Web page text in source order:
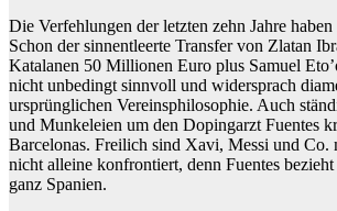
Die Verfehlungen der letzten zehn Jahre
Schon der sinnentleerte Transfer von Zlatan
Katalanen 50 Millionen Euro plus Samuel
nicht unbedingt sinnvoll und widersprach
ursprünglichen Vereinsphilosophie. Auch
und Munkeleien um den Dopingarzt Fuentes
Barcelonas. Freilich sind Xavi, Messi und Co.
nicht alleine konfrontiert, denn Fuentes
ganz Spanien.